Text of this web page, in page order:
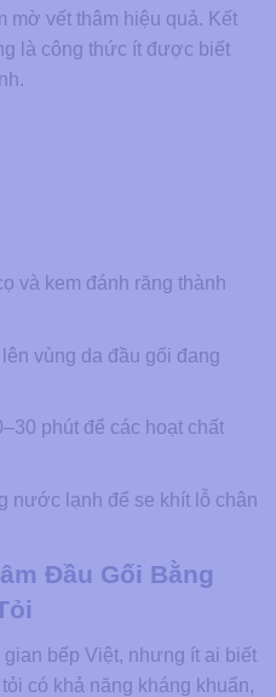
mờ vết thâm hiệu quả. Kết
là công thức ít được biết
và kem đánh răng thành
vùng da đầu gối đang
phút để các hoạt chất
nước lạnh để se khít lỗ chân
Đầu Gối Bằng
bếp Việt, nhưng ít ai biết
có khả năng kháng khuẩn,